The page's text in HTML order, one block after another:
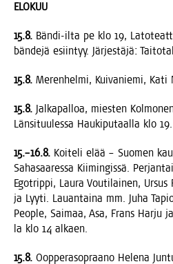
ELOKUU
15.8. Bän­di-ilta pe klo 19,
bän­de­jä esiin­tyy. Jär­jes­tä­jä:
15.8. Meren­hel­mi, Kui­va­nie­mi, Kati
15.8. Jal­ka­pal­loa, mies­ten
Län­si­tuu­les­sa Hau­ki­pu­taal­la klo 19.
15.–16.8. Koi­te­li elää – Suo­men
Saha­saa­res­sa Kii­min­gis­sä.
Egot­rip­pi, Lau­ra Vou­ti­lai­nen, Ursus
ja Lyy­ti. Lau­an­tai­na mm. Juha
People, Sai­maa, Asa, Frans Har­ju
la klo 14 alkaen.
15.8. Oop­pe­ra­sopraa­no Hele­na